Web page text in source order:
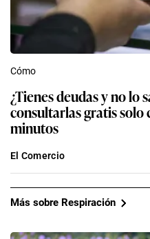
Cómo
¿Tienes deudas y no lo
consultarlas gratis solo
minutos
El Comercio
Más sobre Respiración